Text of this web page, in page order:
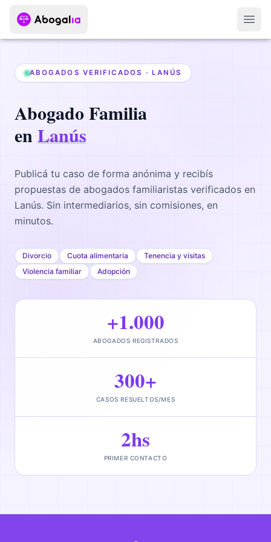
ABOGADOS VERIFICADOS · LANÚS
AbogadoFamilia
enLanús
Publicá tu caso de forma anónima y recibís
propuestas de abogados familiaristas verificados en
Lanús. Sin intermediarios, sin comisiones, en
minutos.
Divorcio Cuota alimentaria
Tenencia y visitas
Violencia familiar
Adopción
+1.000
ABOGADOS REGISTRADOS
300+
CASOS RESUELTOS/MES
2hs
PRIMER CONTACTO